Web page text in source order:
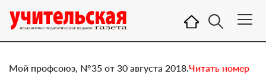
Мой профсоюз, №35 от 30 августа 2018.Читать номер